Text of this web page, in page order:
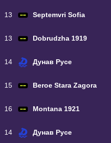
13 Septemvri Sofia
13 Dobrudzha 1919
14 Дунав Русе
15 Beroe Stara Zagora
16 Montana 1921
14 Дунав Русе